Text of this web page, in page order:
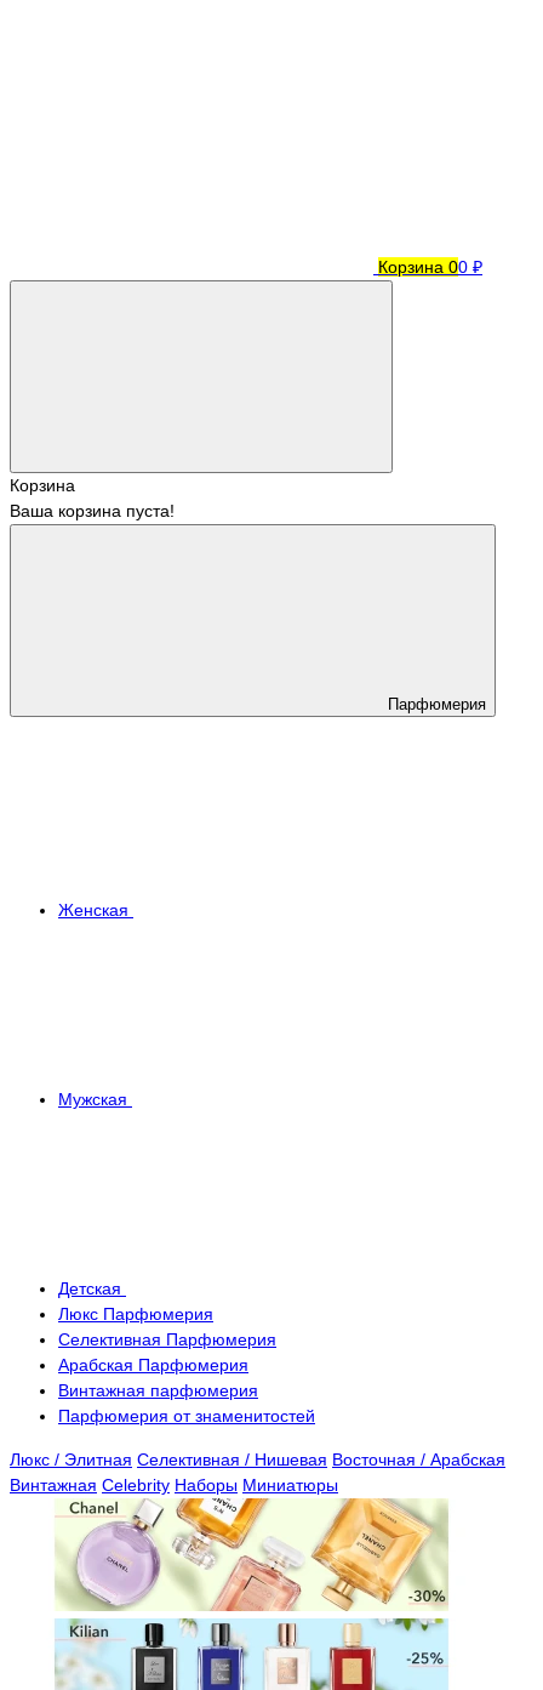
Корзина 00 ₽
Корзина
Ваша корзина пуста!
Парфюмерия
Женская
Мужская
Детская
Люкс Парфюмерия
Селективная Парфюмерия
Арабская Парфюмерия
Винтажная парфюмерия
Парфюмерия от знаменитостей
Люкс / Элитная Селективная / Нишевая Восточная / Арабская
Винтажная Celebrity Наборы Миниатюры